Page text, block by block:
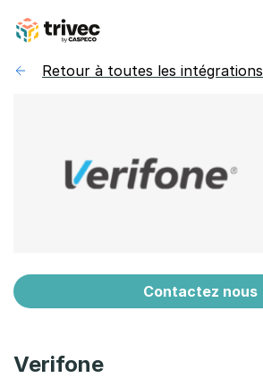
contenu
Retour à toutes les intégrations
Contactez nous
Verifone